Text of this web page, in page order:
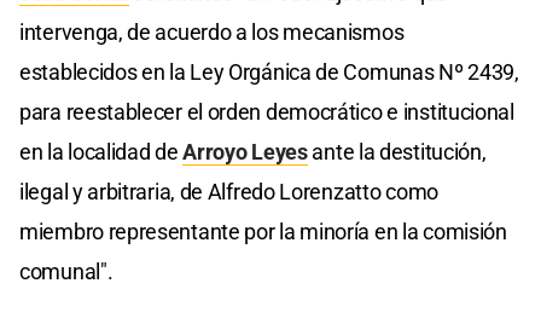
intervenga, de acuerdo a los mecanismos
establecidos en la Ley Orgánica de Comunas Nº 2439,
para reestablecer el orden democrático e institucional
en la localidad deArroyo Leyesante la destitución,
ilegal y arbitraria, de Alfredo Lorenzatto como
miembro representante por la minoría en la comisión
comunal".